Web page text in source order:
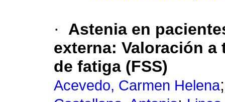
·
Astenia en
externa: Valoración a
de fatiga (FSS)
Acevedo, Carmen Helena